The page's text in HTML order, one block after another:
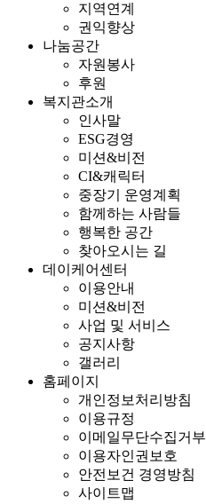
지역연계
권익향상
나눔공간
자원봉사
후원
복지관소개
인사말
ESG경영
미션&비전
CI&캐릭터
중장기 운영계획
함께하는 사람들
행복한 공간
찾아오시는 길
데이케어센터
이용안내
미션&비전
사업 및 서비스
공지사항
갤러리
홈페이지
개인정보처리방침
이용규정
이메일무단수집거부
이용자인권보호
안전보건 경영방침
사이트맵